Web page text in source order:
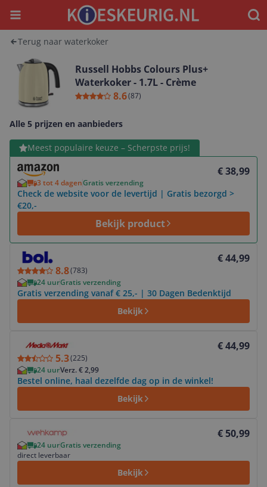
Menu
Terug naar waterkoker
Russell Hobbs Colours Plus+
Waterkoker - 1.7L - Crème
8.6(87)
Alle 5 prijzen en aanbieders
Meest populaire keuze – Scherpste prijs!
€ 38,99
3 tot 4 dagenGratis verzending
Check de website voor de levertijd | Gratis bezorgd >
€20,-
Bekijk product
Bekijk product
8.8(783)
€ 44,99
24 uurGratis verzending
Gratis verzending vanaf € 25,- | 30 Dagen Bedenktijd
Bekijk
Bekijk product
5.3(225)
€ 44,99
24 uurVerz. € 2,99
Bestel online, haal dezelfde dag op in de winkel!
Bekijk
€ 50,99
24 uurGratis verzending
direct leverbaar
Bekijk